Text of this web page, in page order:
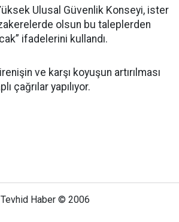
Ulusal Güvenlik Konseyi, ister
olsun bu taleplerden
ifadelerini kullandı.
ve karşı koyuşun artırılması
çağrılar yapılıyor.
Tevhid Haber © 2006